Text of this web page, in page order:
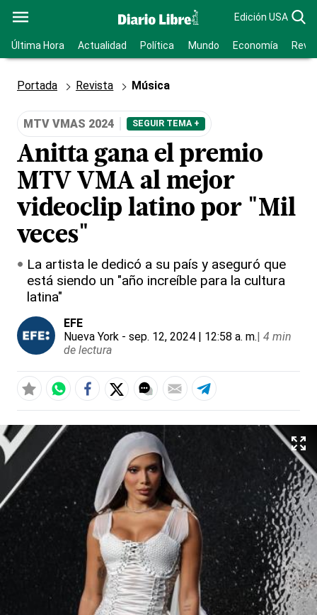
Edición USA
Última Hora Actualidad Política Mundo Economía
Portada Revista Música
MTV VMAS 2024 SEGUIR TEMA +
Anitta gana el premio
MTV VMA al mejor
videoclip latino por "Mil
veces"
La artista le dedicó a su país y aseguró que
está siendo un "año increíble para la cultura
latina"
EFE
Nueva York - sep. 12, 2024 | 12:58 a. m.| 4 min
de lectura